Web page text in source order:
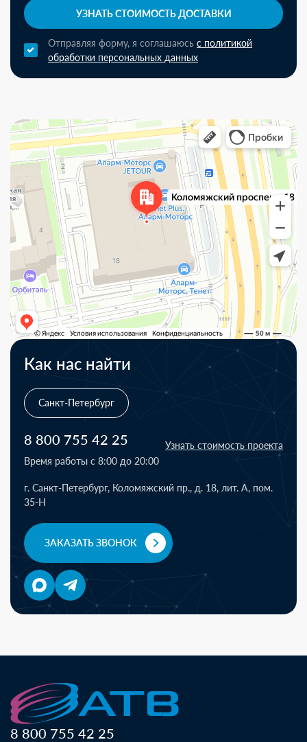
УЗНАТЬ СТОИМОСТЬ ДОСТАВКИ
Отправляя форму, я соглашаюсь с политикой
обработки персональных данных
Как нас найти
Санкт-Петербург
8 800 755 42 25
Время работы с 8:00 до 20:00
Узнать стоимость проекта
г. Санкт-Петербург, Коломяжский пр., д. 18, лит. А, пом.
35-Н
ЗАКАЗАТЬ ЗВОНОК
8 800 755 42 25